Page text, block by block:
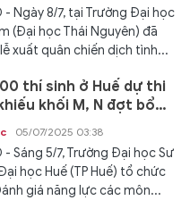
- Ngày 8/7, tại Trường Đại học
(Đại học Thái Nguyên) đã
xuất quân chiến dịch tình...
thí sinh ở Huế dự thi
khối M, N đợt bổ
05/07/2025 03:38
- Sáng 5/7, Trường Đại học Sư
học Huế (TP Huế) tổ chức
giá năng lực các môn...